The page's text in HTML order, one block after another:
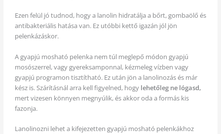
Ezen felül jó tudnod, hogy a lanolin hidratálja a bőrt, gombaölő és
antibakteriális hatása van. Ez utóbbi kettő igazán jól jön
pelenkázáskor.
A gyapjú mosható pelenka nem túl meglepő módon gyapjú
mosószerrel, vagy gyereksamponnal, kézmeleg vízben vagy
gyapjú programon tisztítható. Ez után jön a lanolinozás és már
kész is. Szárításnál arra kell figyelned, hogy lehetőleg ne lógasd,
mert vizesen könnyen megnyúlik, és akkor oda a formás kis
fazonja.
Lanolinozni lehet a kifejezetten gyapjú mosható pelenkákhoz